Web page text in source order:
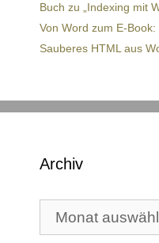
Buch zu „Indexing mit
Von Word zum E-
Sauberes HTML aus
Archiv